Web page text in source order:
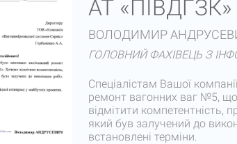
АТ «ПІВДГЗК»
ВОЛОДИМИР
ГОЛОВНИЙ ФАХІВЕЦЬ З
Спеціалістам Вашої
ремонт вагонних ваг №5,
відмітити компетентність,
який був залучений до
встановлені терміни.